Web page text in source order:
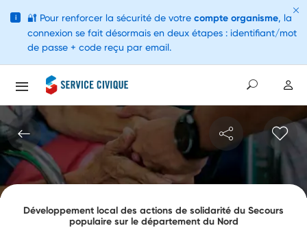
Développement local des actions de solidarité du Secours
populaire sur le département du Nord
i 🔐 Pour renforcer la sécurité de votre compte organisme, la
connexion se fait désormais en deux étapes : identifiant/mot
de passe + code reçu par email.